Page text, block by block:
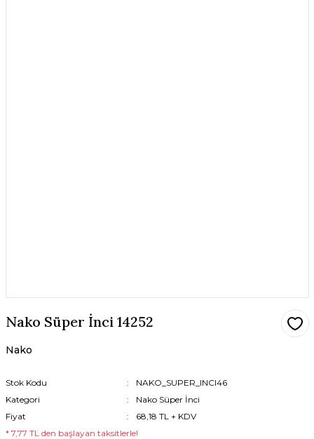
Nako Süper İnci 14252
Nako
Stok Kodu
NAKO_SUPER_INCI46
Kategori
Nako Süper İnci
Fiyat
68,18 TL + KDV
* 7,77 TL den başlayan taksitlerle!